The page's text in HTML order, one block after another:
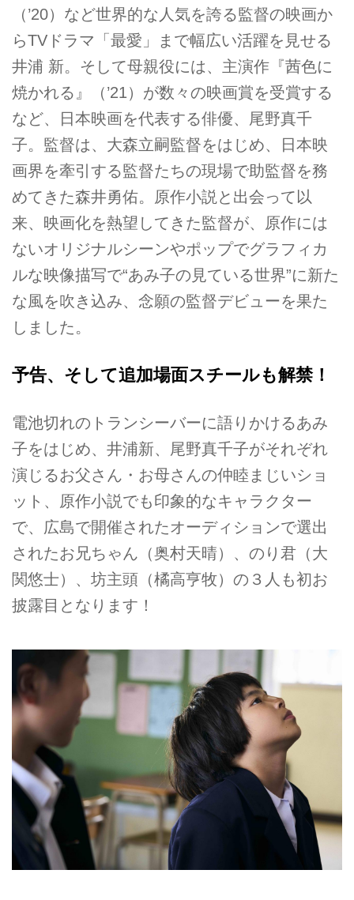
（’20）など世界的な人気を誇る監督の映画か
らTVドラマ「最愛」まで幅広い活躍を見せる
井浦 新。そして母親役には、主演作『茜色に
焼かれる』（’21）が数々の映画賞を受賞する
など、日本映画を代表する俳優、尾野真千
子。監督は、大森立嗣監督をはじめ、日本映
画界を牽引する監督たちの現場で助監督を務
めてきた森井勇佑。原作小説と出会って以
来、映画化を熱望してきた監督が、原作には
ないオリジナルシーンやポップでグラフィカ
ルな映像描写で“あみ子の見ている世界”に新た
な風を吹き込み、念願の監督デビューを果た
しました。
予告、そして追加場面スチールも解禁！
電池切れのトランシーバーに語りかけるあみ
子をはじめ、井浦新、尾野真千子がそれぞれ
演じるお父さん・お母さんの仲睦まじいショ
ット、原作小説でも印象的なキャラクター
で、広島で開催されたオーディションで選出
されたお兄ちゃん（奥村天晴）、のり君（大
関悠士）、坊主頭（橘高亨牧）の３人も初お
披露目となります！